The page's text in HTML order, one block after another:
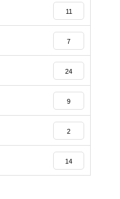
11
7
24
9
2
14